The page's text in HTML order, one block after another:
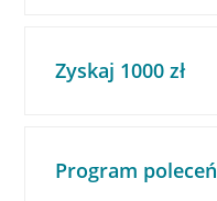
Zyskaj 1000 zł
Program poleceń